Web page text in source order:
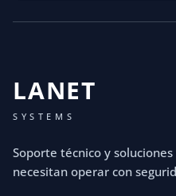
LANET
SYSTEMS
Soporte técnico y
necesitan operar con